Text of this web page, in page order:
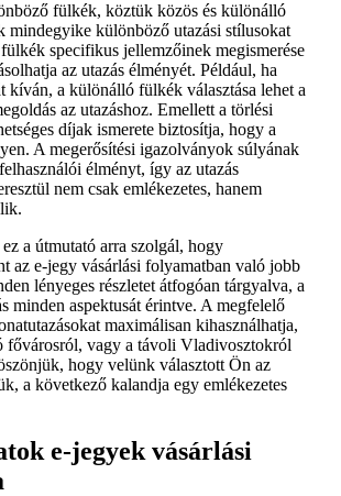
fülkék, köztük közös és különálló
mindegyike különböző utazási stílusokat
specifikus jellemzőinek megismerése
az utazás élményét. Például, ha
kíván, a különálló fülkék választása lehet a
az utazáshoz. Emellett a törlési
díjak ismerete biztosítja, hogy a
A megerősítési igazolványok súlyának
élményt, így az utazás
nem csak emlékezetes, hanem
a útmutató arra szolgál, hogy
az e-jegy vásárlási folyamatban való jobb
lényeges részletet átfogóan tárgyalva, a
minden aspektusát érintve. A megfelelő
maximálisan kihasználhatja,
fővárosról, vagy a távoli Vladivosztokról
hogy velünk választott Ön az
a következő kalandja egy emlékezetes
e-jegyek vásárlási